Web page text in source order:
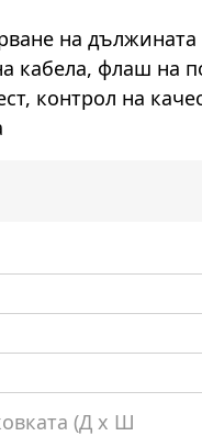
на дължината
кабела, флаш на
контрол на
(Д x Ш